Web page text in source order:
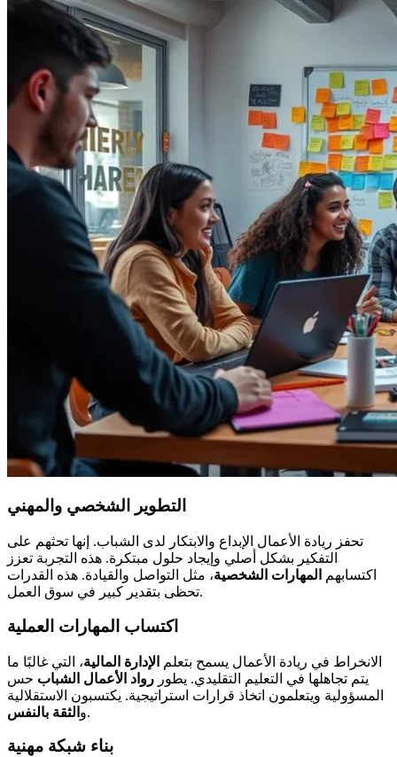
التطوير الشخصي والمهني
تحفز ريادة الأعمال الإبداع والابتكار لدى الشباب. إنها تحثهم على
التفكير بشكل أصلي وإيجاد حلول مبتكرة. هذه التجربة تعزز
اكتسابهم
المهارات الشخصية، مثل التواصل والقيادة. هذه القدرات
تحظى بتقدير كبير في سوق العمل.
اكتساب المهارات العملية
الانخراط في ريادة الأعمال يسمح بتعلم الإدارة المالية، التي غالبًا ما
يتم تجاهلها في التعليم التقليدي. يطور رواد الأعمال الشباب حس
المسؤولية ويتعلمون اتخاذ قرارات استراتيجية. يكتسبون الاستقلالية
و الثقة بالنفس .
بناء شبكة مهنية